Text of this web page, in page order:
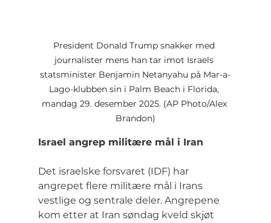
President Donald Trump snakker med
journalister mens han tar imot Israels
statsminister Benjamin Netanyahu på Mar-a-
Lago-klubben sin i Palm Beach i Florida,
mandag 29. desember 2025. (AP Photo/Alex
Brandon)
Israel angrep militære mål i Iran
Det israelske forsvaret (IDF) har
angrepet flere militære mål i Irans
vestlige og sentrale deler. Angrepene
kom etter at Iran søndag kveld skjøt